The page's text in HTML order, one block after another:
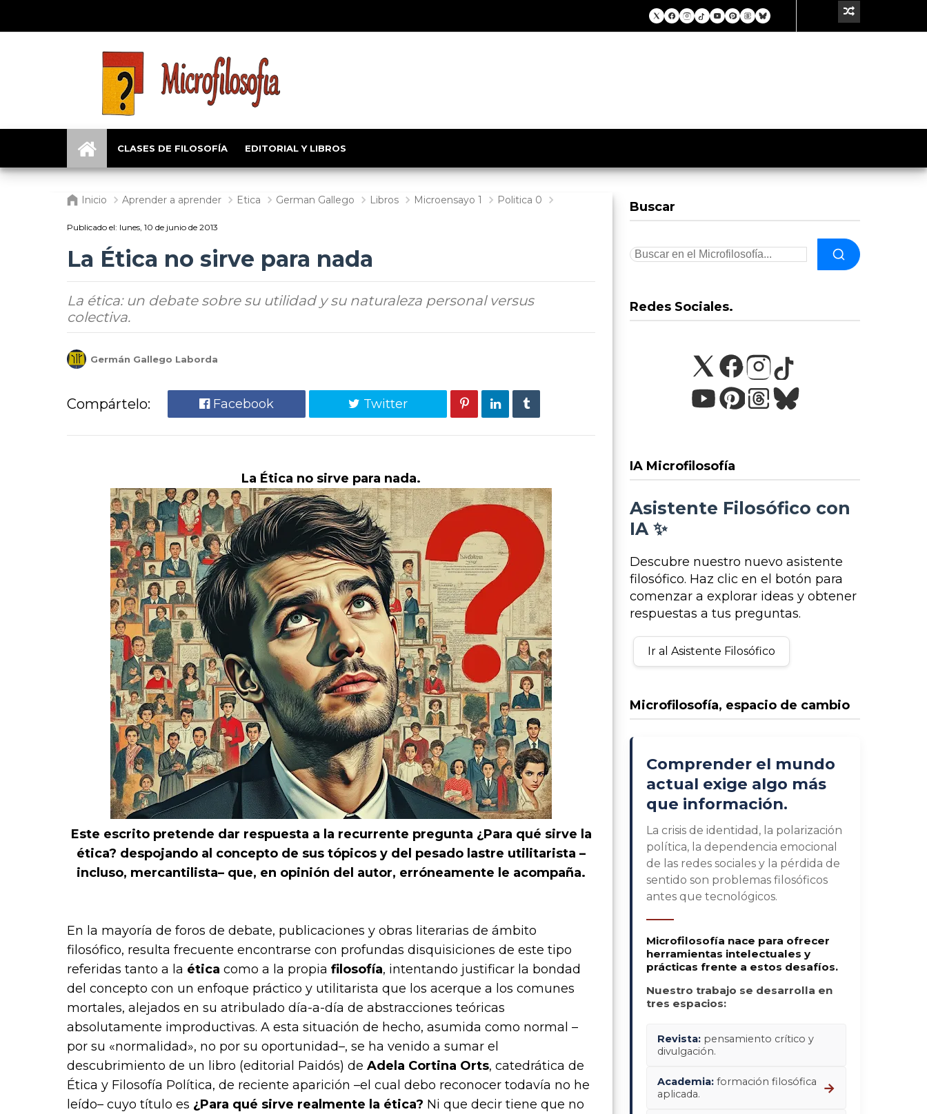
CLASES DE FILOSOFÍA EDITORIAL Y LIBROS
Inicio Aprender a aprender Etica German Gallego Libros Microensayo 1 Politica 0
Publicado el: lunes, 10 de junio de 2013
La Ética no sirve para nada
La ética: un debate sobre su utilidad y su naturaleza personal versus
colectiva.
Germán Gallego Laborda
Compártelo: Facebook Twitter
La Ética no sirve para nada.
Este escrito pretende dar respuesta a la recurrente pregunta ¿Para qué sirve la
ética? despojando al concepto de sus tópicos y del pesado lastre utilitarista –
incluso, mercantilista– que, en opinión del autor, erróneamente le acompaña.
En la mayoría de foros de debate, publicaciones y obras literarias de ámbito
filosófico, resulta frecuente encontrarse con profundas disquisiciones de este tipo
referidas tanto a la ética como a la propia filosofía, intentando justificar la bondad
del concepto con un enfoque práctico y utilitarista que los acerque a los comunes
mortales, alejados en su atribulado día-a-día de abstracciones teóricas
absolutamente improductivas. A esta situación de hecho, asumida como normal –
por su «normalidad», no por su oportunidad–, se ha venido a sumar el
descubrimiento de un libro (editorial Paidós) de Adela Cortina Orts, catedrática de
Ética y Filosofía Política, de reciente aparición –el cual debo reconocer todavía no he
leído– cuyo título es ¿Para qué sirve realmente la ética? Ni que decir tiene que no
Buscar
Redes Sociales.
IA Microfilosofía
Asistente Filosófico con
IA ✨
Descubre nuestro nuevo asistente
filosófico. Haz clic en el botón para
comenzar a explorar ideas y obtener
respuestas a tus preguntas.
Ir al Asistente Filosófico
Microfilosofía, espacio de cambio
Comprender el mundo
actual exige algo más
que información.
La crisis de identidad, la polarización
política, la dependencia emocional
de las redes sociales y la pérdida de
sentido son problemas filosóficos
antes que tecnológicos.
Microfilosofía nace para ofrecer
herramientas intelectuales y
prácticas frente a estos desafíos.
Nuestro trabajo se desarrolla en
tres espacios:
Revista: pensamiento crítico y
divulgación.
Academia: formación filosófica
aplicada.
→